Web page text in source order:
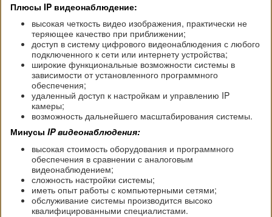
Плюсы IP видеонаблюдение:
высокая четкость видео изображения, практически не
теряющее качество при приближении;
доступ в систему цифрового видеонаблюдения с любого
подключенного к сети или интернету устройства;
широкие функциональные возможности системы в
зависимости от установленного программного
обеспечения;
удаленный доступ к настройкам и управлению IP
камеры;
возможность дальнейшего масштабирования системы.
Минусы IP видеонаблюдения:
высокая стоимость оборудования и программного
обеспечения в сравнении с аналоговым
видеонаблюдением;
сложность настройки системы;
иметь опыт работы с компьютерными сетями;
обслуживание системы производится высоко
квалифицированными специалистами.